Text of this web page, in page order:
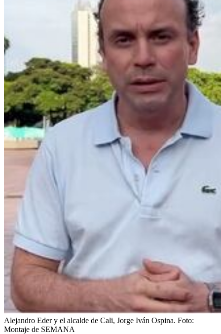
Alejandro Eder y el alcalde de Cali, Jorge Iván Ospina. Foto:
Montaje de SEMANA